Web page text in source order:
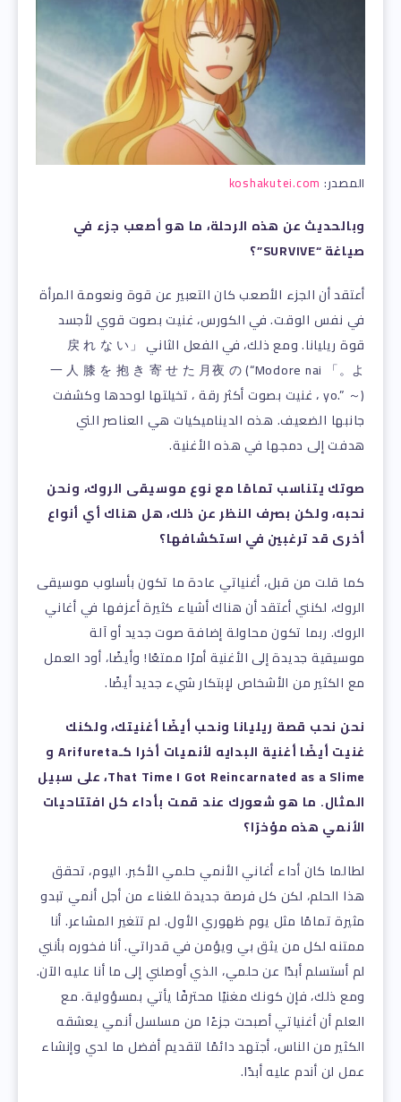
المصدر: koshakutei.com
وبالحديث عن هذه الرحلة، ما هو أصعب جزء في
صياغة “SURVIVE”؟
أعتقد أن الجزء الأصعب كان التعبير عن قوة ونعومة المرأة
في نفس الوقت. في الكورس، غنيت بصوت قوي لأجسد
قوة ريليانا. ومع ذلك، في الفعل الثاني 「戻 れ な い
よ。」 一 人 膝 を 抱 き 寄 せ た 月夜 の (“Modore nai
yo.” ～) ، غنيت بصوت أكثر رقة ، تخيلتها لوحدها وكشفت
جانبها الضعيف. هذه الديناميكيات هي العناصر التي
هدفت إلى دمجها في هذه الأغنية.
صوتك يتناسب تمامًا مع نوع موسيقى الروك، ونحن
نحبه، ولكن بصرف النظر عن ذلك، هل هناك أي أنواع
أخرى قد ترغبين في استكشافها؟
كما قلت من قبل، أغنياتي عادة ما تكون بأسلوب موسيقى
الروك، لكنني أعتقد أن هناك أشياء كثيرة أعزفها في أغاني
الروك. ربما تكون محاولة إضافة صوت جديد أو آلة
موسيقية جديدة إلى الأغنية أمرًا ممتعًا! وأيضًا، أود العمل
مع الكثير من الأشخاص لإبتكار شيء جديد أيضًا.
نحن نحب قصة ريليانا ونحب أيضًا أغنيتك، ولكنك
غنيت أيضًا أغنية البدايه لأنميات أخرا كـArifureta و
That Time I Got Reincarnated as a Slime، على سبيل
المثال. ما هو شعورك عند قمت بأداء كل افتتاحيات
الأنمي هذه مؤخرًا؟
لطالما كان أداء أغاني الأنمي حلمي الأكبر. اليوم، تحقق
هذا الحلم، لكن كل فرصة جديدة للغناء من أجل أنمي تبدو
مثيرة تمامًا مثل يوم ظهوري الأول. لم تتغير المشاعر. أنا
ممتنه لكل من يثق بي ويؤمن في قدراتي. أنا فخوره بأنني
لم أستسلم أبدًا عن حلمي، الذي أوصلني إلى ما أنا عليه الآن.
ومع ذلك، فإن كونك مغنيًا محترفًا يأتي بمسؤولية. مع
العلم أن أغنياتي أصبحت جزءًا من مسلسل أنمي يعشقه
الكثير من الناس، أجتهد دائمًا لتقديم أفضل ما لدي وإنشاء
عمل لن أندم عليه أبدًا.